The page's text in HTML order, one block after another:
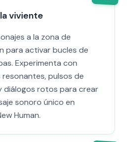
viviente
a la zona de
para activar bucles de
Experimenta con
pulsos de
diálogos rotos para crear
sonoro único en
Human.